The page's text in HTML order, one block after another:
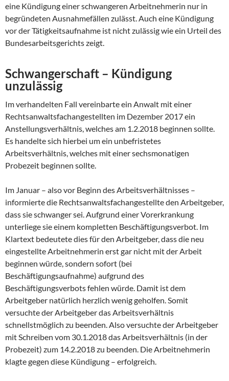
eine Kündigung einer schwangeren Arbeitnehmerin nur in
begründeten Ausnahmefällen zulässt. Auch eine Kündigung
vor der Tätigkeitsaufnahme ist nicht zulässig wie ein Urteil des
Bundesarbeitsgerichts zeigt.
Schwangerschaft – Kündigung
unzulässig
Im verhandelten Fall vereinbarte ein Anwalt mit einer
Rechtsanwaltsfachangestellten im Dezember 2017 ein
Anstellungsverhältnis, welches am 1.2.2018 beginnen sollte.
Es handelte sich hierbei um ein unbefristetes
Arbeitsverhältnis, welches mit einer sechsmonatigen
Probezeit beginnen sollte.
Im Januar – also vor Beginn des Arbeitsverhältnisses –
informierte die Rechtsanwaltsfachangestellte den Arbeitgeber,
dass sie schwanger sei. Aufgrund einer Vorerkrankung
unterliege sie einem kompletten Beschäftigungsverbot. Im
Klartext bedeutete dies für den Arbeitgeber, dass die neu
eingestellte Arbeitnehmerin erst gar nicht mit der Arbeit
beginnen würde, sondern sofort (bei
Beschäftigungsaufnahme) aufgrund des
Beschäftigungsverbots fehlen würde. Damit ist dem
Arbeitgeber natürlich herzlich wenig geholfen. Somit
versuchte der Arbeitgeber das Arbeitsverhältnis
schnellstmöglich zu beenden. Also versuchte der Arbeitgeber
mit Schreiben vom 30.1.2018 das Arbeitsverhältnis (in der
Probezeit) zum 14.2.2018 zu beenden. Die Arbeitnehmerin
klagte gegen diese Kündigung – erfolgreich.